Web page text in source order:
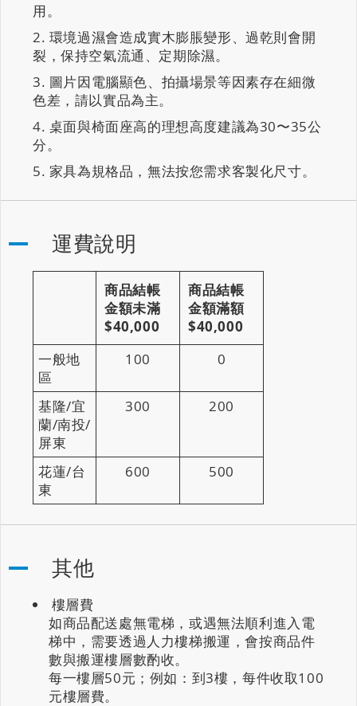
用。
環境過濕會造成實木膨脹變形、過乾則會開
裂，保持空氣流通、定期除濕。
圖片因電腦顯色、拍攝場景等因素存在細微
色差，請以實品為主。
桌面與椅面座高的理想高度建議為30〜35公
分。
家具為規格品，無法按您需求客製化尺寸。
運費說明
商品結帳
金額未滿
$40,000
商品結帳
金額滿額
$40,000
一般地
區
100 0
基隆/宜
蘭/南投/
屏東
300 200
花蓮/台
東
600 500
其他
樓層費
如商品配送處無電梯，或遇無法順利進入電
梯中，需要透過人力樓梯搬運，會按商品件
數與搬運樓層數酌收。
每一樓層50元；例如：到3樓，每件收取100
元樓層費。